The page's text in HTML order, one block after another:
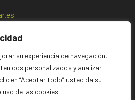
su experiencia de navegación,
personalizados y analizar
en “Aceptar todo” usted da su
de las cookies.